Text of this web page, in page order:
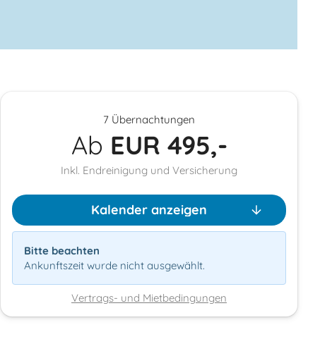
7 Übernachtungen
Ab EUR 495,-
Inkl. Endreinigung und Versicherung
Kalender anzeigen
Bitte beachten
Ankunftszeit wurde nicht ausgewählt.
Vertrags- und Mietbedingungen